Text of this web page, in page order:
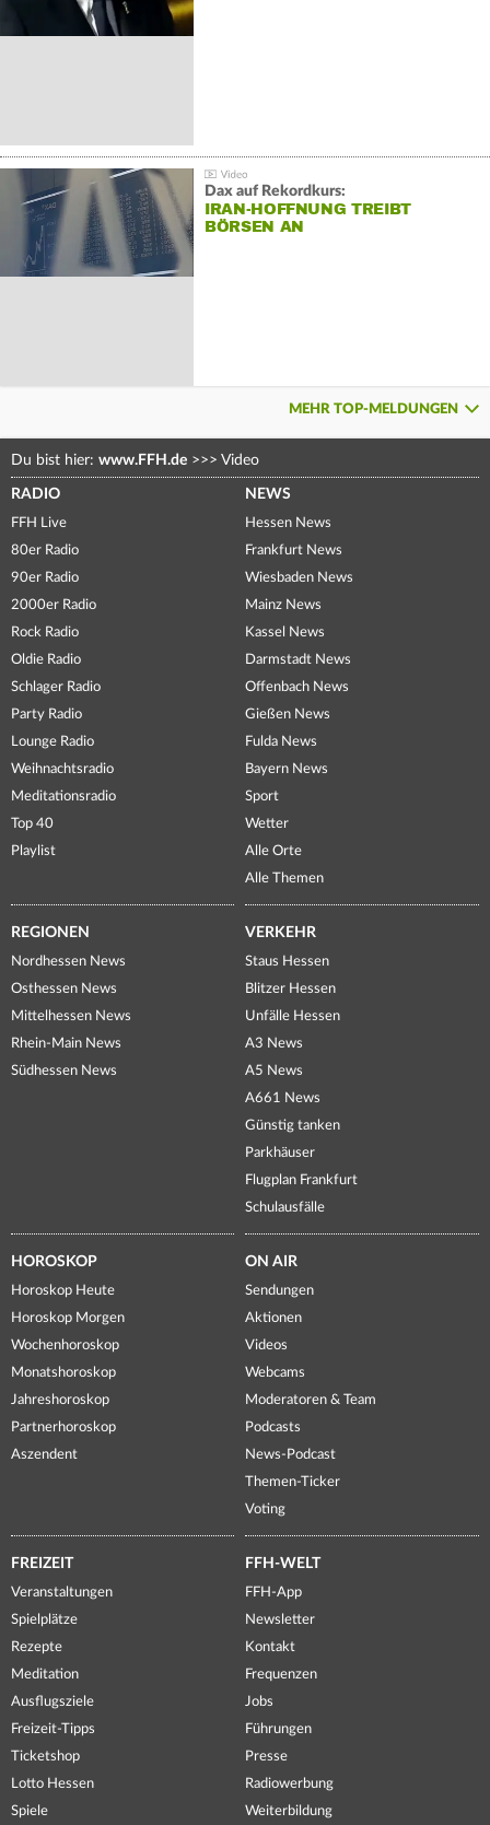
Dax auf Rekordkurs:
IRAN-HOFFNUNG TREIBT
BÖRSEN AN
MEHR TOP-MELDUNGEN
Du bist hier: www.FFH.de >>> Video
RADIO
FFH Live
80er Radio
90er Radio
2000er Radio
Rock Radio
Oldie Radio
Schlager Radio
Party Radio
Lounge Radio
Weihnachtsradio
Meditationsradio
Top 40
Playlist
NEWS
Hessen News
Frankfurt News
Wiesbaden News
Mainz News
Kassel News
Darmstadt News
Offenbach News
Gießen News
Fulda News
Bayern News
Sport
Wetter
Alle Orte
Alle Themen
REGIONEN
Nordhessen News
Osthessen News
Mittelhessen News
Rhein-Main News
Südhessen News
VERKEHR
Staus Hessen
Blitzer Hessen
Unfälle Hessen
A3 News
A5 News
A661 News
Günstig tanken
Parkhäuser
Flugplan Frankfurt
Schulausfälle
HOROSKOP
Horoskop Heute
Horoskop Morgen
Wochenhoroskop
Monatshoroskop
Jahreshoroskop
Partnerhoroskop
Aszendent
ON AIR
Sendungen
Aktionen
Videos
Webcams
Moderatoren & Team
Podcasts
News-Podcast
Themen-Ticker
Voting
FREIZEIT
Veranstaltungen
Spielplätze
Rezepte
Meditation
Ausflugsziele
Freizeit-Tipps
Ticketshop
Lotto Hessen
Spiele
FFH-WELT
FFH-App
Newsletter
Kontakt
Frequenzen
Jobs
Führungen
Presse
Radiowerbung
Weiterbildung